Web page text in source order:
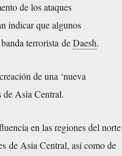
delos ataques
indicar que algunos
terrorista deDaesh.
de una ‘nueva
de Asia Central.
en las regiones del norte
de Asia Central, así como de